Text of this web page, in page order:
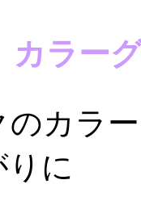
カラー
のカラ
りに